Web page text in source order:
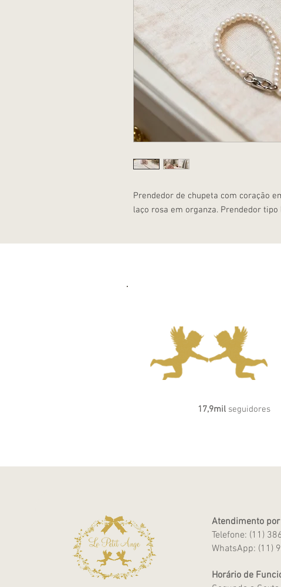
Prendedor de chupeta com coração
laço rosa em organza. Prendedor
17,9mil seguidores
Atendimento
Telefone: (11)
WhatsApp: (11)
Horário de